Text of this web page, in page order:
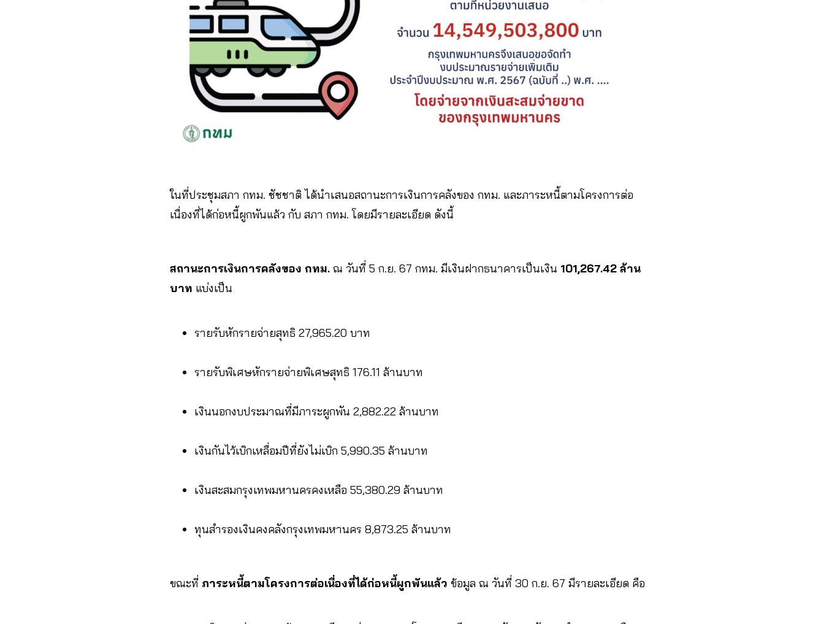
ในที่ประชุมสภา กทม. ชัชชาติ ได้นำเสนอสถานะการเงินการคลังของ กทม. และภาระหนี้ตามโครงการต่อ
เนื่องที่ได้ก่อหนี้ผูกพันแล้ว กับ สภา กทม. โดยมีรายละเอียด ดังนี้
สถานะการเงินการคลังของ กทม. ณ วันที่ 5 ก.ย. 67 กทม. มีเงินฝากธนาคารเป็นเงิน 101,267.42 ล้าน
บาท แบ่งเป็น
รายรับหักรายจ่ายสุทธิ 27,965.20 บาท
รายรับพิเศษหักรายจ่ายพิเศษสุทธิ 176.11 ล้านบาท
เงินนอกงบประมาณที่มีภาระผูกพัน 2,882.22 ล้านบาท
เงินกันไว้เบิกเหลื่อมปีที่ยังไม่เบิก 5,990.35 ล้านบาท
เงินสะสมกรุงเทพมหานครคงเหลือ 55,380.29 ล้านบาท
ทุนสำรองเงินคงคลังกรุงเทพมหานคร 8,873.25 ล้านบาท
ขณะที่ ภาระหนี้ตามโครงการต่อเนื่องที่ได้ก่อหนี้ผูกพันแล้ว ข้อมูล ณ วันที่ 30 ก.ย. 67 มีรายละเอียด คือ